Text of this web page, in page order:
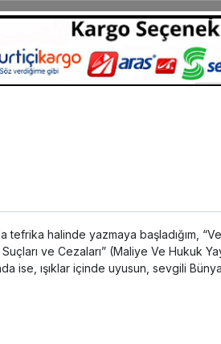
tefrika halinde yazmaya başladığım,
ve Cezaları” (Maliye Ve Hukuk
ise, ışıklar içinde uyusun, sevgili